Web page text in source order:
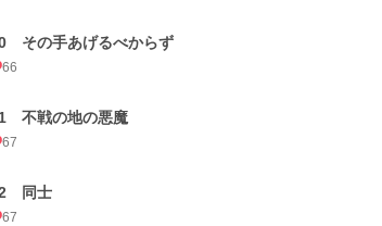
その手あげるべからず
66
不戦の地の悪魔
67
同士
67